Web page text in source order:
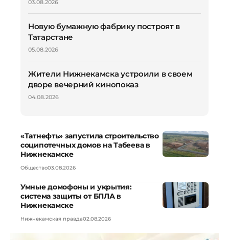
03.08.2026
Новую бумажную фабрику построят в
Татарстане
05.08.2026
Жители Нижнекамска устроили в своем
дворе вечерний кинопоказ
04.08.2026
«Татнефть» запустила строительство
соципотечных домов на Табеева в
Нижнекамске
Общество03.08.2026
Умные домофоны и укрытия:
система защиты от БПЛА в
Нижнекамске
Нижнекамская правда02.08.2026